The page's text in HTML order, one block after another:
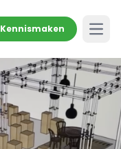
Kennismaken